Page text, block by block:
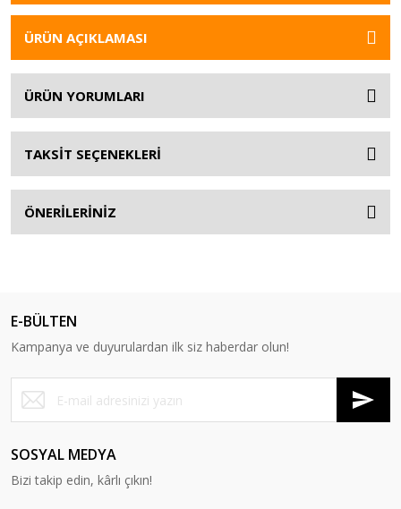
ÜRÜN AÇIKLAMASI
ÜRÜN YORUMLARI
TAKSİT SEÇENEKLERİ
ÖNERİLERİNİZ
E-BÜLTEN
Kampanya ve duyurulardan ilk siz haberdar olun!
SOSYAL MEDYA
Bizi takip edin, kârlı çıkın!